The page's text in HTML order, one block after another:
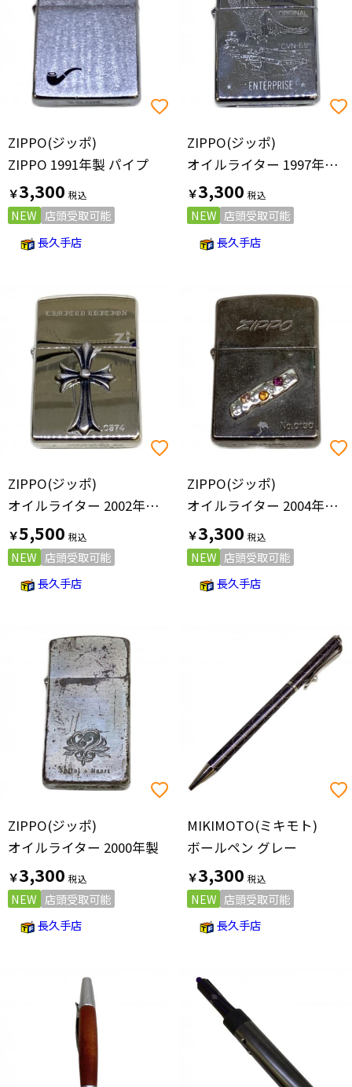
ZIPPO(ジッポ)
ZIPPO 1991年製 パイプ
￥3,300
NEW 店頭受取可能
長久手店
ZIPPO(ジッポ)
オイルライター 1997年製 AMERICAN EAGLE
￥3,300
NEW 店頭受取可能
長久手店
ZIPPO(ジッポ)
オイルライター 2002年製 クロスモチーフ
￥5,500
NEW 店頭受取可能
長久手店
ZIPPO(ジッポ)
オイルライター 2004年製 NO.0130
￥3,300
NEW 店頭受取可能
長久手店
ZIPPO(ジッポ)
オイルライター 2000年製
￥3,300
NEW 店頭受取可能
長久手店
MIKIMOTO(ミキモト)
ボールペン グレー
￥3,300
NEW 店頭受取可能
長久手店